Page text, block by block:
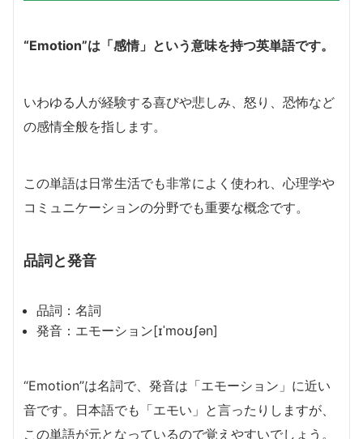
“Emotion”は「感情」という意味を持つ英単語です。
いわゆる人が経験する喜びや悲しみ、怒り、恐怖など
の感情全般を指します。
この単語は日常生活でも非常によく使われ、心理学や
コミュニケーションの分野でも重要な概念です。
品詞と発音
品詞：名詞
発音：エモーション[ɪˈmoʊʃən]
“Emotion”は名詞で、発音は「エモーション」に近い
音です。日本語でも「エモい」と言ったりしますが、
この単語が元となっているので覚えやすいでしょう。